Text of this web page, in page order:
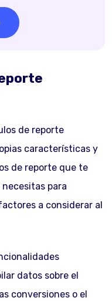
de reporte
características y
de reporte que te
para
a considerar al
datos sobre el
conversiones o el